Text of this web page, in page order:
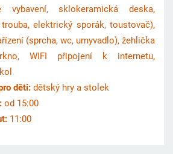
vybavení, sklokeramická deska,
elektrický sporák, toustovač),
(sprcha, wc, umyvadlo), žehlička
WIFI připojení k internetu,
děti: dětský hry a stolek
od 15:00
11:00